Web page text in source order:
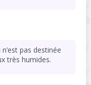
pas destinée
très humides.